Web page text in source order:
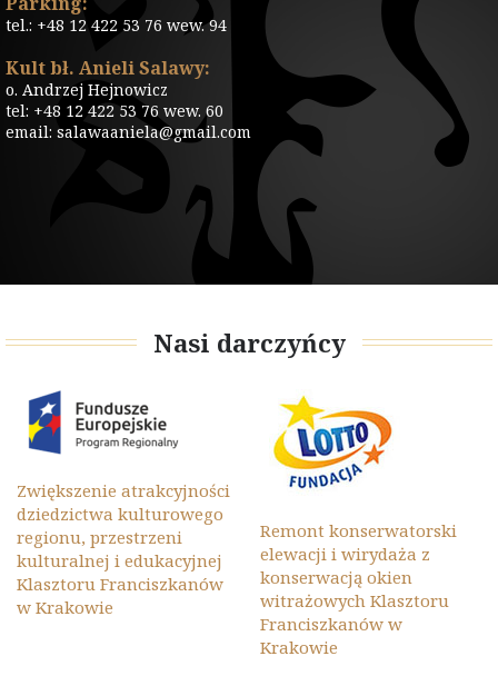
tel.: +48 12 422 53 76 wew. 94
Kult bł. Anieli Salawy:
o. Andrzej Hejnowicz
tel: +48 12 422 53 76 wew. 60
email: salawaaniela@gmail.com
Nasi darczyńcy
Zwiększenie atrakcyjności
dziedzictwa kulturowego
regionu, przestrzeni
kulturalnej i edukacyjnej
Klasztoru Franciszkanów
w Krakowie
Remont konserwatorski
elewacji i wirydaża z
konserwacją okien
witrażowych Klasztoru
Franciszkanów w
Krakowie